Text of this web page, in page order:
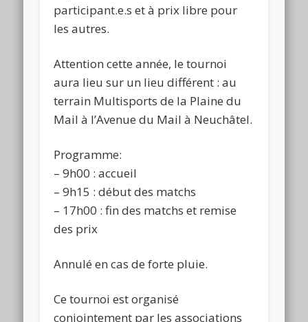
participant.e.s et à prix libre pour
les autres.
Attention cette année, le tournoi
aura lieu sur un lieu différent : au
terrain Multisports de la Plaine du
Mail à l’Avenue du Mail à Neuchâtel.
Programme:
– 9h00 : accueil
– 9h15 : début des matchs
– 17h00 : fin des matchs et remise
des prix
Annulé en cas de forte pluie.
Ce tournoi est organisé
conjointement par les associations